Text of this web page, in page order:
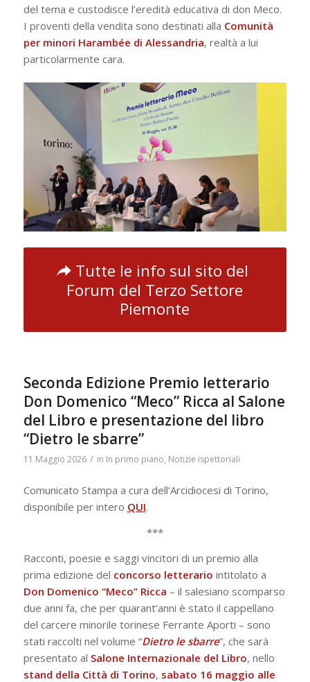
del tema e custodisce l’eredità educativa di don Meco.
I proventi della vendita sono destinati alla Comunità
per minori Harambée di Alessandria, realtà a lui
particolarmente cara.
Tutte le info sul sito del
Forum del Terzo Settore
Piemonte
Seconda Edizione Premio letterario
Don Domenico “Meco” Ricca al Salone
del Libro e presentazione del libro
“Dietro le sbarre”
11 Maggio 2026 / in In primo piano, Notizie ispettoriali
Comunicato Stampa a cura dell’Arcidiocesi di Torino,
disponibile per intero QUI.
***
Racconti, poesie e saggi vincitori di un premio alla
prima edizione del concorso letterario intitolato a
Don Domenico “Meco” Ricca – il salesiano scomparso
due anni fa, che per quarant’anni è stato il cappellano
del carcere minorile torinese Ferrante Aporti – sono
stati raccolti nel volume “Dietro le sbarre”, che sarà
presentato al Salone Internazionale del Libro, nello
stand della Città di Torino, sabato 16 maggio alle